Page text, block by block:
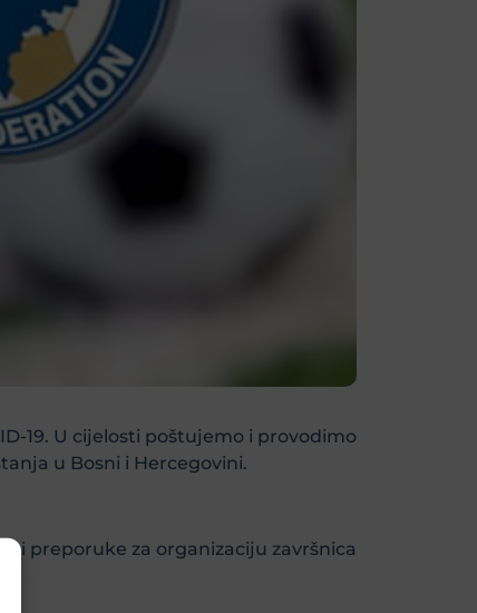
19. U cijelosti poštujemo i provodimo
u Bosni i Hercegovini.
i preporuke za organizaciju završnica